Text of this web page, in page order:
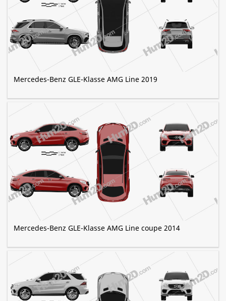
Mercedes-Benz GLE-Klasse AMG Line 2019
Mercedes-Benz GLE-Klasse AMG Line coupe 2014